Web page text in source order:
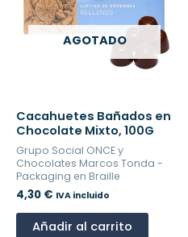
AGOTADO
Cacahuetes Bañados en
Chocolate Mixto, 100G
Grupo Social ONCE y
Chocolates Marcos Tonda -
Packaging en Braille
4,30 € IVA incluido
Añadir al carrito